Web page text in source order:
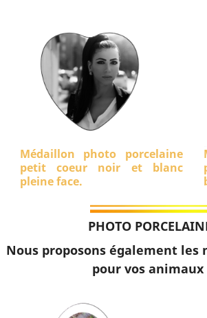
Médaillon photo porcelaine
petit coeur noir et blanc
pleine face.
PHOTO
Nous proposons également
pour vos